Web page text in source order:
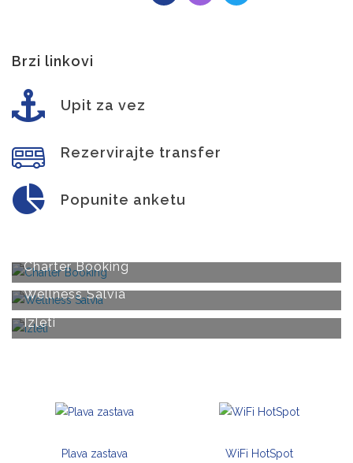
Brzi linkovi
Upit za vez
Rezervirajte transfer
Popunite anketu
Charter Booking
Wellness Salvia
Izleti
Plava zastava WiFi HotSpot